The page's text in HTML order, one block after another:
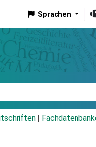
Sprachen